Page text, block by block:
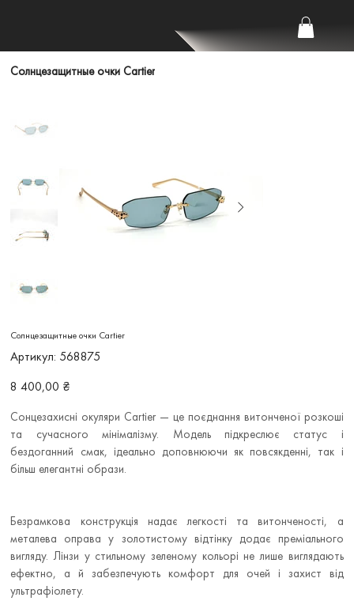
Солнцезащитные очки Cartier
Солнцезащитные очки Cartier
Артикул:
Артикул
568875
568875
Ціна
8 400,00 ₴
Сонцезахисні окуляри Cartier — це поєднання витонченої розкоші
та сучасного мінімалізму. Модель підкреслює статус і
бездоганний смак, ідеально доповнюючи як повсякденні, так і
більш елегантні образи.
Безрамкова конструкція надає легкості та витонченості, а
металева оправа у золотистому відтінку додає преміального
вигляду. Лінзи у стильному зеленому кольорі не лише виглядають
ефектно, а й забезпечують комфорт для очей і захист від
ультрафіолету.